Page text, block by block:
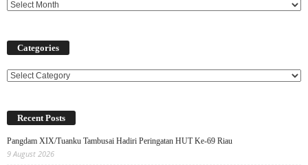
Categories
Categories
Recent Posts
Pangdam XIX/Tuanku Tambusai Hadiri Peringatan HUT Ke-69 Riau
9 August 2026